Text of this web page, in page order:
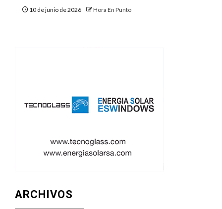
10 de junio de 2026 Hora En Punto
ARCHIVOS